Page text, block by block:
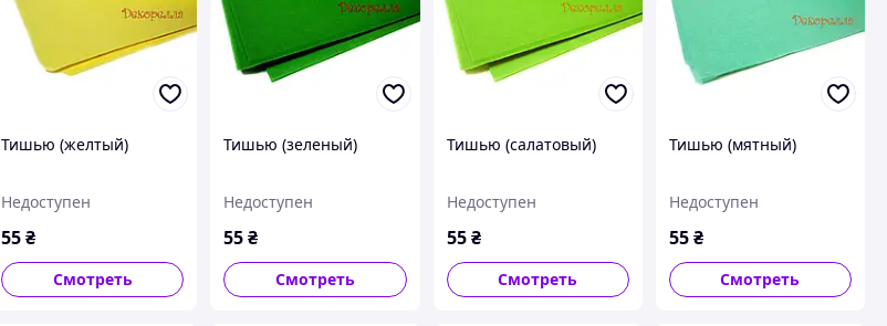
Тишью (желтый)
Недоступен
55₴
Смотреть
Тишью (зеленый)
Недоступен
55₴
Смотреть
Тишью (салатовый)
Недоступен
55 ₴
Смотреть
Тишью (мятный)
Недоступен
55₴
Смотреть